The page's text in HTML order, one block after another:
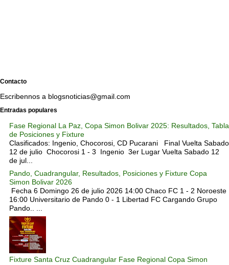
Contacto
Escribennos a blogsnoticias@gmail.com
Entradas populares
Fase Regional La Paz, Copa Simon Bolivar 2025: Resultados, Tabla
de Posiciones y Fixture
Clasificados: Ingenio, Chocorosi, CD Pucarani Final Vuelta Sabado
12 de julio Chocorosi 1 - 3 Ingenio 3er Lugar Vuelta Sabado 12
de jul...
Pando, Cuadrangular, Resultados, Posiciones y Fixture Copa
Simon Bolivar 2026
Fecha 6 Domingo 26 de julio 2026 14:00 Chaco FC 1 - 2 Noroeste
16:00 Universitario de Pando 0 - 1 Libertad FC Cargando Grupo
Pando.. ...
Fixture Santa Cruz Cuadrangular Fase Regional Copa Simon